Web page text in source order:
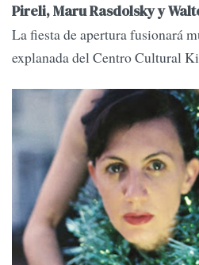
Pireli, Maru Rasdolsky y
La fiesta de apertura fusionará
explanada del Centro Cultural